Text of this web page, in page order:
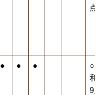
● ● ●
○
9